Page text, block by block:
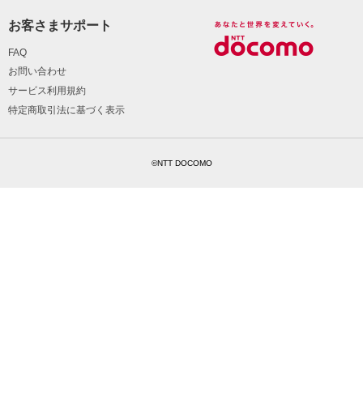
お客さまサポート
FAQ
お問い合わせ
サービス利用規約
特定商取引法に基づく表示
©NTT DOCOMO